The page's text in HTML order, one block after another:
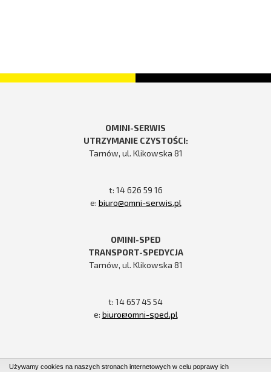
OMINI-SERWIS
UTRZYMANIE CZYSTOŚCI:
Tarnów, ul. Klikowska 81
t: 14 626 59 16
e: biuro@omni-serwis.pl
OMINI-SPED
TRANSPORT-SPEDYCJA
Tarnów, ul. Klikowska 81
t: 14 657 45 54
e: biuro@omni-sped.pl
Używamy cookies na naszych stronach internetowych w celu poprawy ich